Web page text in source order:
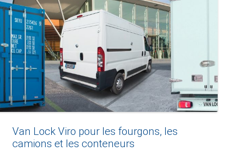
Van Lock Viro pour les fourgons, les
camions et les conteneurs